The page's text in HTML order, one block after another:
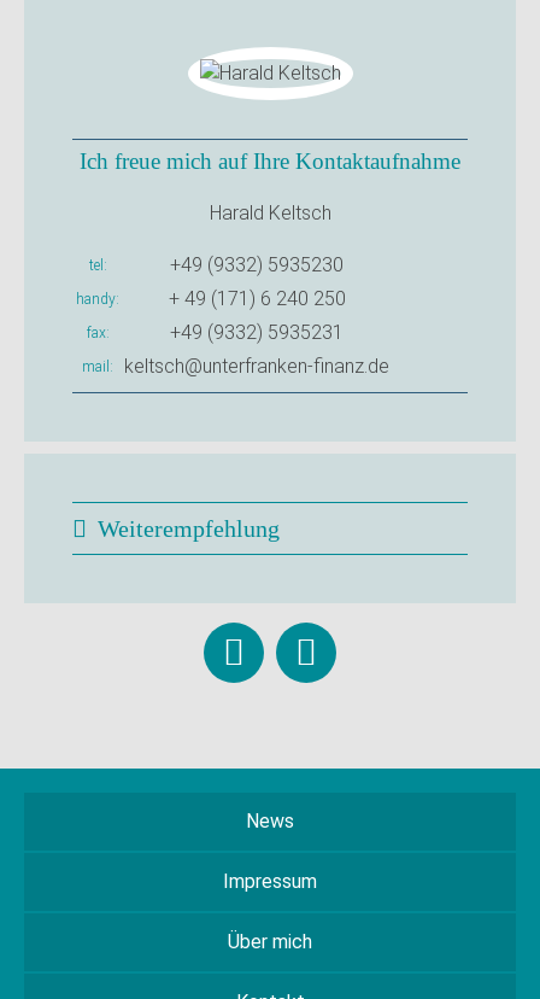
Ich freue mich auf Ihre Kontaktaufnahme
Harald Keltsch
tel +49 (9332) 5935230
handy + 49 (171) 6 240 250
fax +49 (9332) 5935231
mail keltsch@unterfranken-finanz.de
Weiterempfehlung
News
Impressum
Über mich